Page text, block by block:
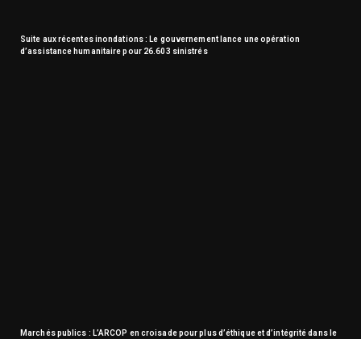
Suite aux récentes inondations : Le gouvernement lance une opération
d’assistance humanitaire pour 26.603 sinistrés
Marchés publics : L’ARCOP en croisade pour plus d’éthique et d’intégrité dans le